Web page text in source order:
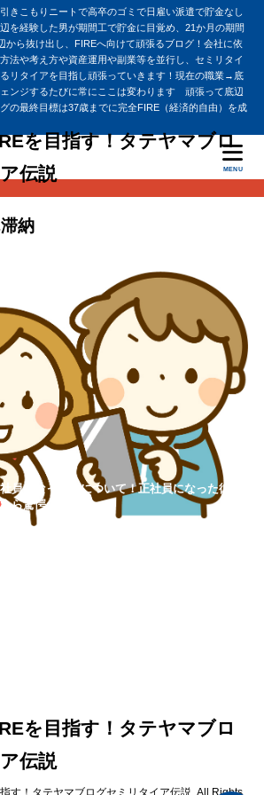
きこもりニートで高卒のゴミで日雇い派遣で貯金なし
を経験した男が期間工で貯金に目覚め、21か月の期間
から抜け出し、FIREへ向けて頑張るブログ！会社に依
法や考え方や資産運用や副業等を並行し、セミリタイ
リタイアを目指し頑張っていきます！現在の職業→底
ンジするたびに常にここは変わります 頑張って底辺
の最終目標は37歳までに完全FIRE（経済的自由）を成
を目指す！タテヤマブロ
伝説
MENU
納
員になった件について！正社員になった彼
たら驚愕の結果に…
を目指す！タテヤマブロ
伝説